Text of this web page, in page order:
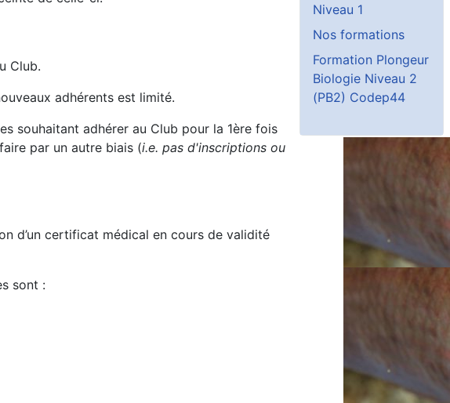
Club.
adhérents est limité.
souhaitant adhérer au Club pour la 1ère fois
par un autre biais (i.e. pas d'inscriptions ou
d’un certificat médical en cours de validité
sont :
Niveau 1
Nos formations
Formation Plongeur
Biologie Niveau 2
(PB2) Codep44